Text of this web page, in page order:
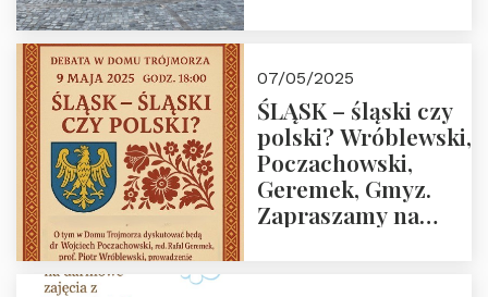
07/05/2025
ŚLĄSK – śląski czy
polski? Wróblewski,
Poczachowski,
Geremek, Gmyz.
Zapraszamy na